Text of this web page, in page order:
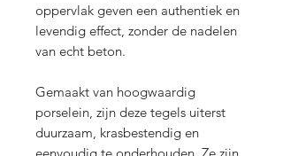
oppervlak geven een authentiek en
levendig effect, zonder de nadelen
van echt beton.
Gemaakt van hoogwaardig
porselein, zijn deze tegels uiterst
duurzaam, krasbestendig en